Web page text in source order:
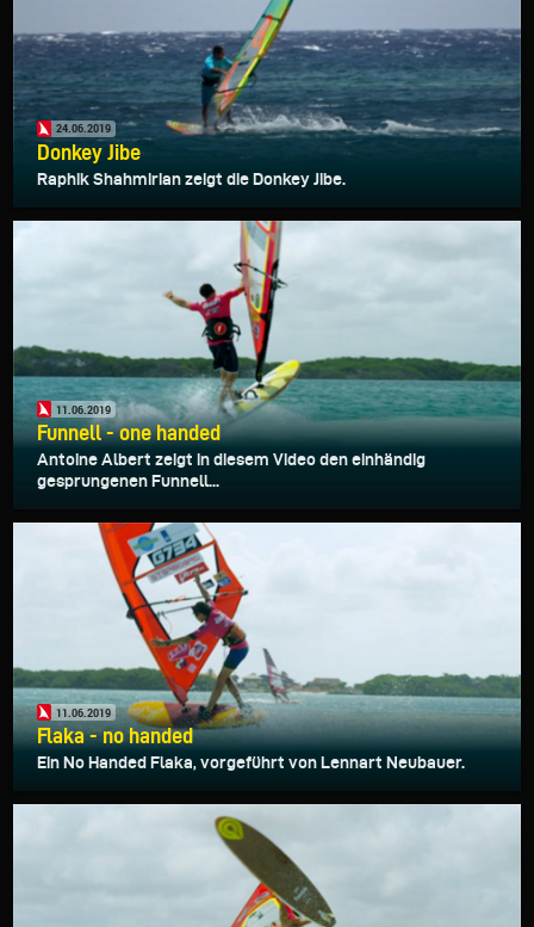
24.06.2019
Donkey Jibe
Raphik Shahmirian zeigt die Donkey Jibe.
11.06.2019
Funnell - one handed
Antoine Albert zeigt in diesem Video den einhändig
gesprungenen Funnell...
11.06.2019
Flaka - no handed
Ein No Handed Flaka, vorgeführt von Lennart Neubauer.